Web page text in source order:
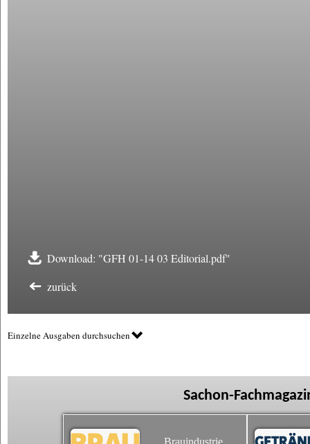
Download: "GFH 01-14 03 Editorial.pdf"
zurück
Einzelne Ausgaben durchsuchen
Sachon-
Brauindustrie